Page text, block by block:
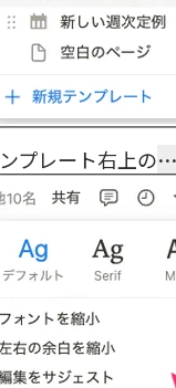
プレート右上の…